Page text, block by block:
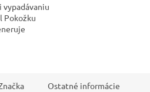
Pokožku
Ostatné informácie